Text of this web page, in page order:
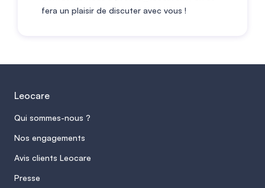
fera un plaisir de discuter avec vous !
Leocare
Qui sommes-nous ?
Nos engagements
Avis clients Leocare
Presse